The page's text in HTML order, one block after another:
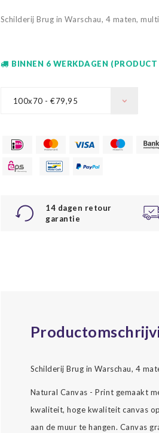
Schilderij Brug in Warschau, 4 maten,
BINNEN 6 WERKDAGEN
100x70 - €79,95
14 dagen retour
garantie
Schilderij Brug in Warschau, 4
Natural Canvas - Print gemaakt
kwaliteit, hoge kwaliteit canvas
aan de muur te hangen. Canvas